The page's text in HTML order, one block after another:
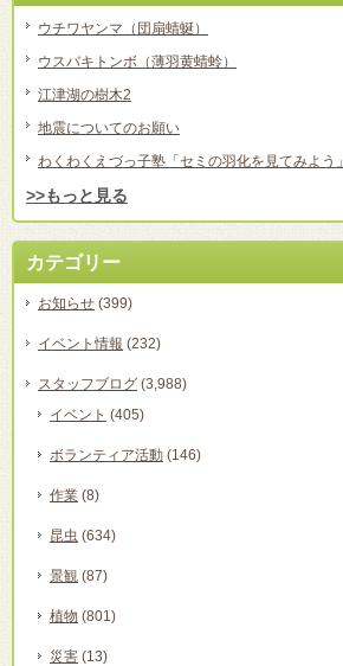
ウチワヤンマ（団扇蜻蜒）
ウスバキトンボ（薄羽黄蜻蛉）
江津湖の樹木2
地震についてのお願い
わくわくえづっ子塾「セミの羽化を見てみよう」
>>もっと見る
カテゴリー
お知らせ (399)
イベント情報 (232)
スタッフブログ (3,988)
イベント (405)
ボランティア活動 (146)
作業 (8)
昆虫 (634)
景観 (87)
植物 (801)
災害 (13)